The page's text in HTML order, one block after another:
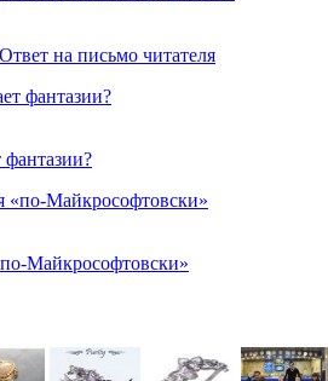
на письмо читателя
Майкрософтовски»